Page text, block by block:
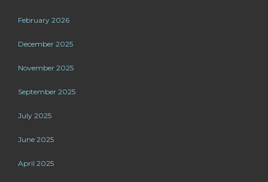
February 2026
December 2025
November 2025
September 2025
July 2025
June 2025
April 2025